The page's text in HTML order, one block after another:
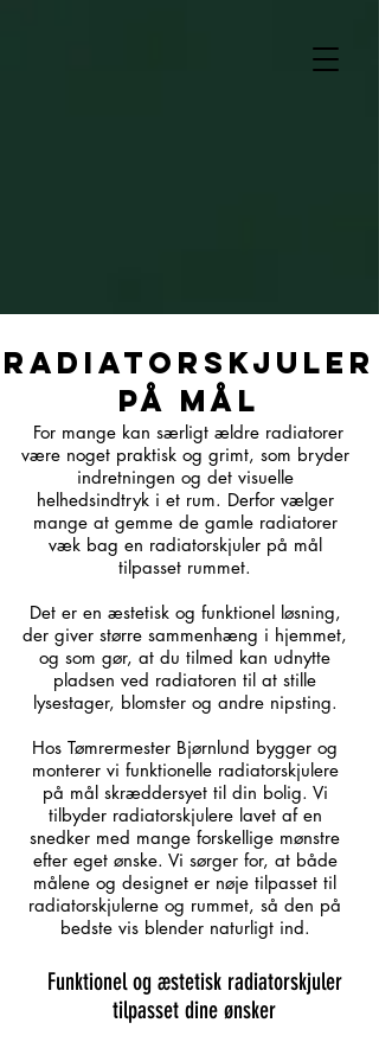
Radiatorskjuler
på mål
For mange kan særligt ældre radiatorer
være noget praktisk og grimt, som bryder
indretningen og det visuelle
helhedsindtryk i et rum. Derfor vælger
mange at gemme de gamle radiatorer
væk bag en radiatorskjuler på mål
tilpasset rummet.
Det er en æstetisk og funktionel løsning,
der giver større sammenhæng i hjemmet,
og som gør, at du tilmed kan udnytte
pladsen ved radiatoren til at stille
lysestager, blomster og andre nipsting.
Hos Tømrermester Bjørnlund bygger og
monterer vi funktionelle radiatorskjulere
på mål skræddersyet til din bolig. Vi
tilbyder radiatorskjulere lavet af en
snedker med mange forskellige mønstre
efter eget ønske. Vi sørger for, at både
målene og designet er nøje tilpasset til
radiatorskjulerne og rummet, så den på
bedste vis blender naturligt ind.
Funktionel og æstetisk radiatorskjuler
tilpasset dine ønsker